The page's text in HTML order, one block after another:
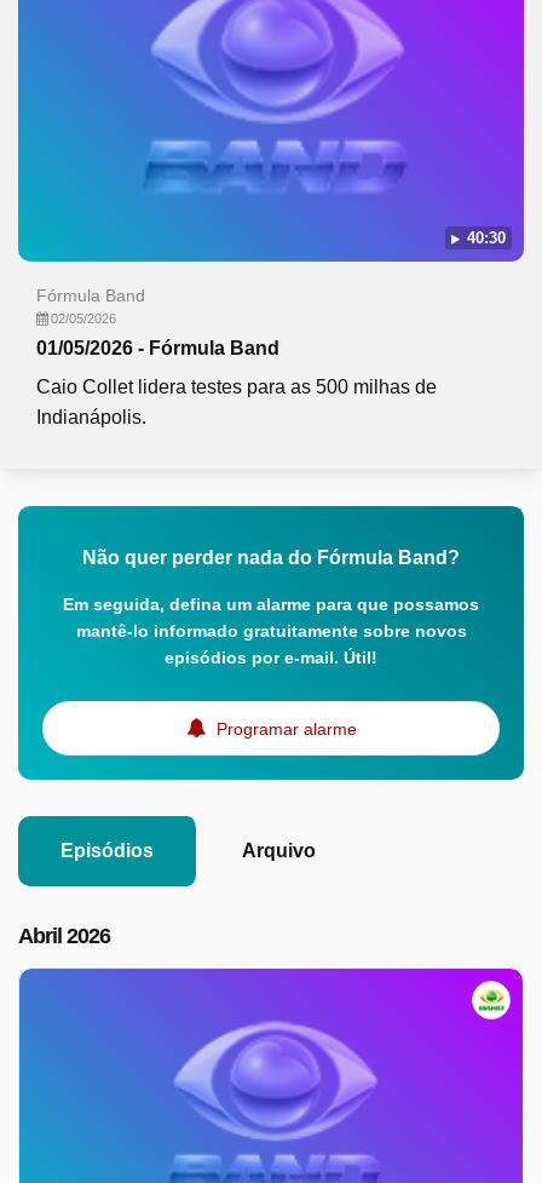
40:30
Fórmula Band
02/05/2026
01/05/2026 - Fórmula Band
Caio Collet lidera testes para as 500 milhas de
Indianápolis.
Não quer perder nada do Fórmula Band?
Em seguida, defina um alarme para que possamos
mantê-lo informado gratuitamente sobre novos
episódios por e-mail. Útil!
Programar alarme
Episódios Arquivo
Abril 2026